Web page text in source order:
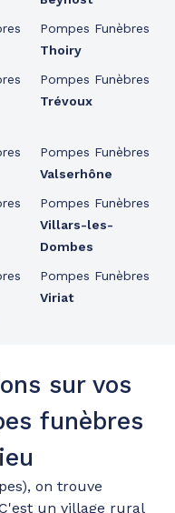
Pompes Funèbres
Thoiry
Pompes Funèbres
Trévoux
Pompes Funèbres
Valserhône
Pompes Funèbres
Villars-les-
Dombes
Pompes Funèbres
Viriat
sur vos
funèbres
on trouve
un village rural